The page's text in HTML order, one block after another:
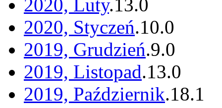
2020, Luty.13.0
2020, Styczeń.10.0
2019, Grudzień.9.0
2019, Listopad.13.0
2019, Październik.18.1